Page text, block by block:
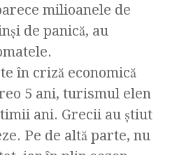
milioanele de
de panică, au
în criză economică
5 ani, turismul elen
ani. Grecii au ştiut
Pe de altă parte, nu